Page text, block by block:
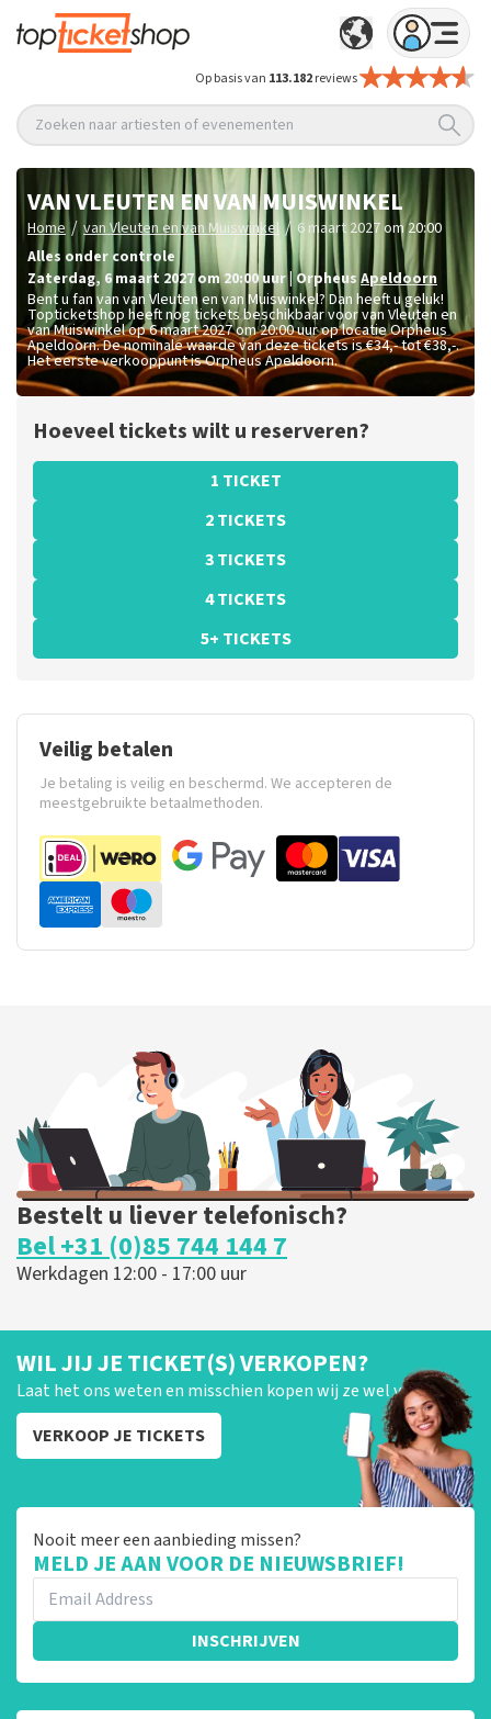
Op basis van 113.182reviews
Zoeken naar artiesten of evenementen
VAN VLEUTEN EN VAN MUISWINKEL
Home / van Vleuten en van Muiswinkel / 6 maart 2027 om 20:00
Alles onder controle
zaterdag, 6 maart 2027 om 20:00 uur |Orpheus Apeldoorn
Bent u fan van van Vleuten en van Muiswinkel? Dan heeft u geluk!
Topticketshop heeft nog tickets beschikbaar voor van Vleuten en
van Muiswinkel op 6 maart 2027 om 20:00 uur op locatie Orpheus
Apeldoorn. De nominale waarde van deze tickets is€34,- tot €38,-.
Het eerste verkooppunt is Orpheus Apeldoorn.
Hoeveel tickets wilt u reserveren?
1 TICKET
2 TICKETS
3 TICKETS
4 TICKETS
5+ TICKETS
Veilig betalen
Je betaling is veilig en beschermd. We accepteren de
meestgebruikte betaalmethoden.
Bestelt u liever telefonisch?
Bel +31 (0)85 744 144 7
Werkdagen 12:00 - 17:00 uur
WIL JIJ JE TICKET(S) VERKOPEN?
Laat het ons weten en misschien kopen wij ze wel van je!
VERKOOP JE TICKETS
Nooit meer een aanbieding missen?
MELD JE AAN VOOR DE NIEUWSBRIEF!
INSCHRIJVEN